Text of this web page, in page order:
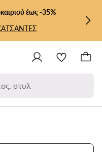
έως -35%
ΤΣΑΝΤΕΣ
στυλ